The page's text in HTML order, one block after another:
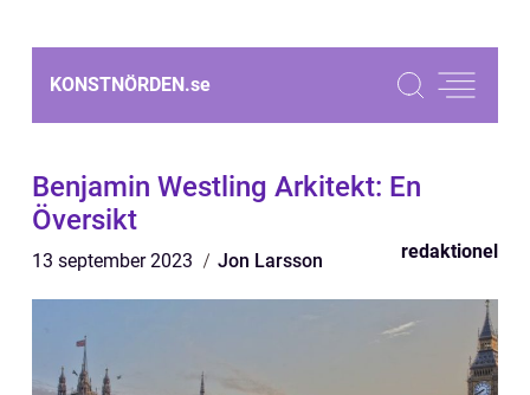
KONSTNÖRDEN.se
Benjamin Westling Arkitekt: En
Översikt
13 september 2023 Jon Larsson redaktionel